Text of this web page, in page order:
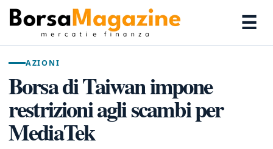
☰
AZIONI
Borsa di Taiwan impone
restrizioni agli scambi per
MediaTek